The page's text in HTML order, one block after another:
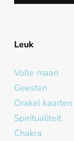
Leuk
Volle maan
Geesten
Orakel kaarten
Spiritualiteit
Chakra